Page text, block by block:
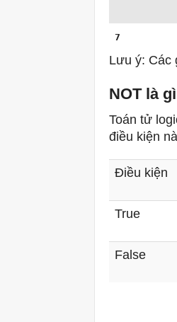
7
Lưu ý: Các
NOT là
Toán tử
điều kiện
Điều kiện
True
False